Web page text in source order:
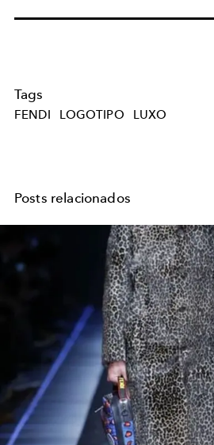
Tags
FENDI LOGOTIPO LUXO
Posts relacionados